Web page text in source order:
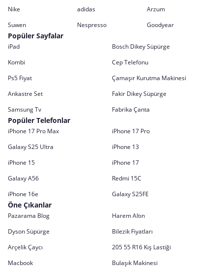
Nike adidas
Arzum
Suwen
Nespresso Goodyear
Popüler Sayfalar
iPad
Bosch Dikey Süpürge
Kombi
Cep Telefonu
Ps5 Fiyat
Çamaşır Kurutma Makinesi
Ankastre Set
Fakir Dikey Süpürge
Samsung Tv
Fabrika Çanta
Popüler Telefonlar
iPhone 17 Pro Max
iPhone 17 Pro
Galaxy S25 Ultra
iPhone 13
iPhone 15
iPhone 17
Galaxy A56
Redmi 15C
iPhone 16e
Galaxy S25FE
Öne Çıkanlar
Pazarama Blog
Harem Altın
Dyson Süpürge
Bilezik Fiyatları
Arçelik Çaycı
205 55 R16 Kış Lastiği
Macbook
Bulaşık Makinesi